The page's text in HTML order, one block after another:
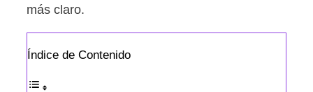
más claro.
Índice de Contenido